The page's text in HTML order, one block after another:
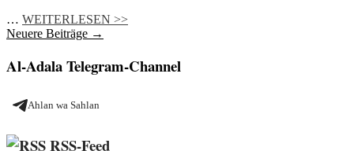
… WEITERLESEN >>
Beitragsnavigation
Neuere Beiträge →
Al-Adala Telegram-Channel
Ahlan wa Sahlan
RSS-Feed